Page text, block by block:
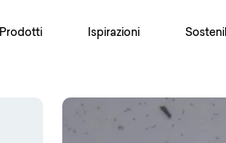
Prodotti Ispirazioni